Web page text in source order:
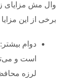
وال مش مزایای
برخی از این
دوام
است و
لرزه